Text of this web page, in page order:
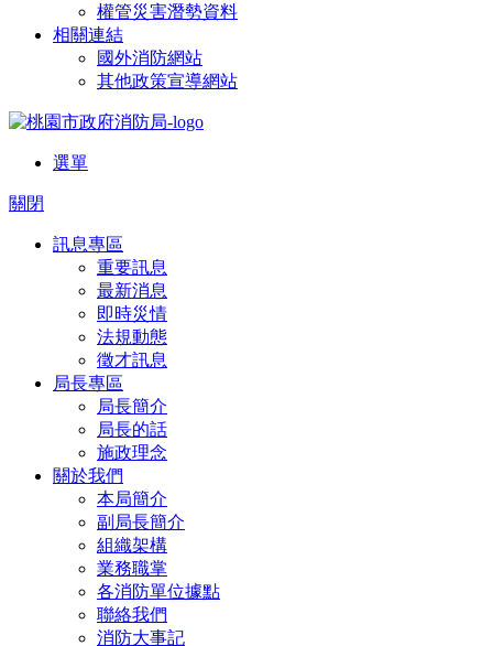
權管災害潛勢資料
相關連結
國外消防網站
其他政策宣導網站
選單
關閉
訊息專區
重要訊息
最新消息
即時災情
法規動態
徵才訊息
局長專區
局長簡介
局長的話
施政理念
關於我們
本局簡介
副局長簡介
組織架構
業務職掌
各消防單位據點
聯絡我們
消防大事記